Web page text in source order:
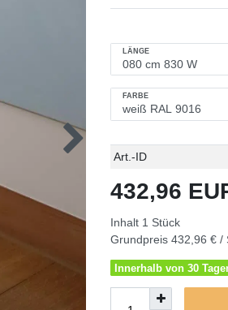
LÄNGE
FARBE
Technisches
Wert
Art.-ID
432,96
Inhalt 1 Stück
Grundpreis 432,96 € /
Innerhalb von 30